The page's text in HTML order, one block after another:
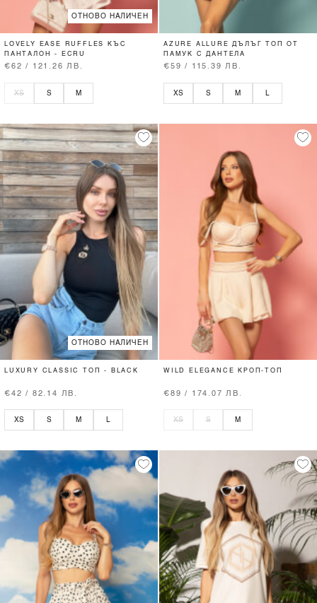
ОТНОВО НАЛИЧЕН
LOVELY EASE RUFFLES КЪС
ПАНТАЛОН - ECRU
€62 / 121.26 ЛВ.
XS S M
AZURE ALLURE ДЪЛЪГ ТОП ОТ
ПАМУК С ДАНТЕЛА
€59 / 115.39 ЛВ.
XS S M
ОТНОВО НАЛИЧЕН
LUXURY CLASSIC ТОП - BLACK
€42 / 82.14 ЛВ.
XS S M L
WILD ELEGANCE КРОП-ТОП
€89 / 174.07 ЛВ.
XS S M